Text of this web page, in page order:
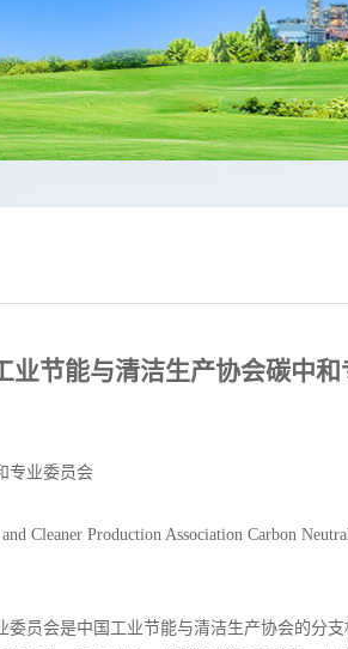
业节能与清洁生产协会碳中
业委员会
Production Association Carbon
员会是中国工业节能与清洁生产协会的分